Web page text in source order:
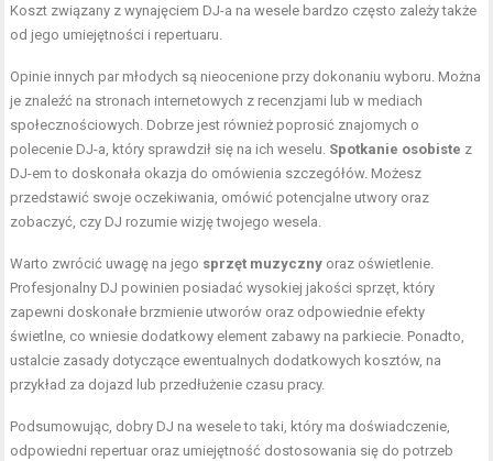
Koszt związany z wynajęciem DJ-a na wesele bardzo często zależy także
od jego umiejętności i repertuaru.
Opinie innych par młodych są nieocenione przy dokonaniu wyboru. Można
je znaleźć na stronach internetowych z recenzjami lub w mediach
społecznościowych. Dobrze jest również poprosić znajomych o
polecenie DJ-a, który sprawdził się na ich weselu. Spotkanie osobiste z
DJ-em to doskonała okazja do omówienia szczegółów. Możesz
przedstawić swoje oczekiwania, omówić potencjalne utwory oraz
zobaczyć, czy DJ rozumie wizję twojego wesela.
Warto zwrócić uwagę na jego sprzęt muzyczny oraz oświetlenie.
Profesjonalny DJ powinien posiadać wysokiej jakości sprzęt, który
zapewni doskonałe brzmienie utworów oraz odpowiednie efekty
świetlne, co wniesie dodatkowy element zabawy na parkiecie. Ponadto,
ustalcie zasady dotyczące ewentualnych dodatkowych kosztów, na
przykład za dojazd lub przedłużenie czasu pracy.
Podsumowując, dobry DJ na wesele to taki, który ma doświadczenie,
odpowiedni repertuar oraz umiejętność dostosowania się do potrzeb